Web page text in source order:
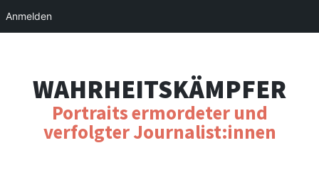
WAHRHEITSKÄMPFER
Portraits ermordeter und
verfolgter Journalist:innen
Anmelden